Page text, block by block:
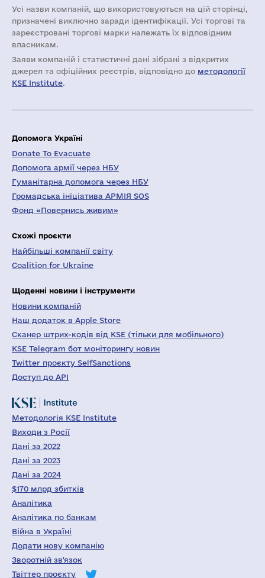
Усі назви компаній, що використовуються на цій сторінці,
призначені виключно заради ідентифікації. Усі торгові та
зареєстровані торгові марки належать їх відповідним
власникам.
Заяви компаній i статистичні дані зібрані з відкритих
джерел та офіційних реєстрів, відповідно до методології
KSE Institute.
Допомога Україні
Donate To Evacuate
Допомога армії через НБУ
Гуманітарна допомога через НБУ
Громадська ініціатива АРМІЯ SOS
Фонд «Повернись живим»
Схожі проєкти
Найбільші компанії світу
Coalition for Ukraine
Щоденні новини і інструменти
Новини компаній
Наш додаток в Apple Store
Сканер штрих-кодів від KSE (тільки для мобільного)
KSE Telegram бот моніторингу новин
Twitter проєкту SelfSanctions
Доступ до API
Методологія KSE Institute
Виходи з Росії
Дані за 2022
Дані за 2023
Дані за 2024
$170 млрд збитків
Аналітика
Аналітика по банкам
Війна в Україні
Додати нову компанію
Зворотній зв'язок
Твіттер проєкту